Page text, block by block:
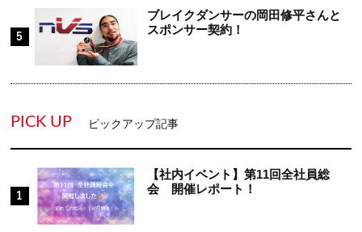
ブレイクダンサーの岡田修平さんと
スポンサー契約！
PICK UP ピックアップ記事
【社内イベント】第11回全社員総
会 開催レポート！